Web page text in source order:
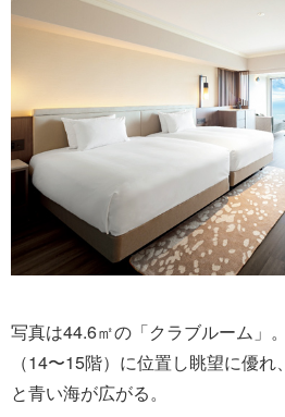
写真は44.6㎡の「クラブルーム」
（14〜15階）に位置し眺望に優
と青い海が広がる。